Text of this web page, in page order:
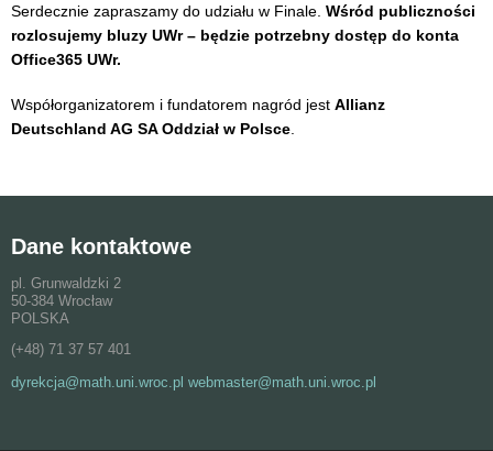
Serdecznie zapraszamy do udziału w Finale. Wśród publiczności
rozlosujemy bluzy UWr – będzie potrzebny dostęp do konta
Office365 UWr.
Współorganizatorem i fundatorem nagród jest Allianz
Deutschland AG SA Oddział w Polsce
Dane kontaktowe
pl. Grunwaldzki 2
50-384 Wrocław
POLSKA
(+48) 71 37 57 401
dyrekcja@math.uni.wroc.pl webmaster@math.uni.wroc.pl